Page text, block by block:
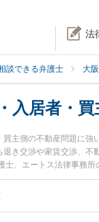
法
談できる弁護士 大
入居者・
主側の不動産問題に
き交渉や家賃交渉、
士、エートス法律事務
問題のトラブルを今
・買主側の不動産問題